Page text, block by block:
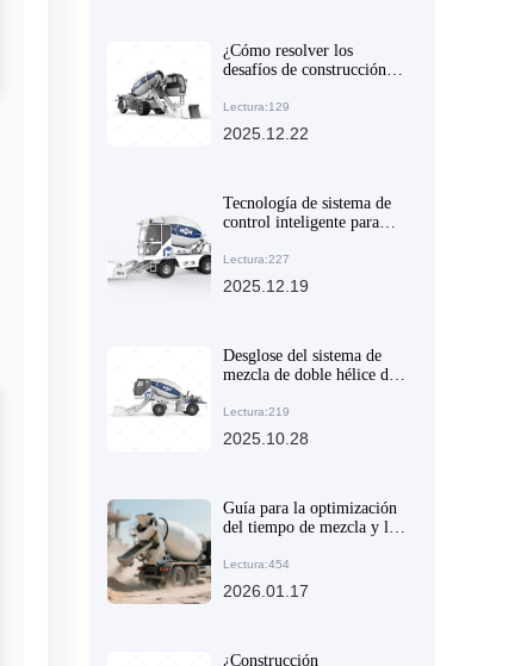
¿Cómo resolver los
desafíos de construcción
montañosas? Análisis del
diseño del chasis
Lectura:129
2025.12.22
Tecnología de sistema de
control inteligente para
de la mezcla de concreto
Lectura:227
2025.12.19
Desglose del sistema de
mezcla de doble hélice del
autoloading: Ventajas
técnicas para mejorar la
Lectura:219
2025.10.28
Guía para la optimización
del tiempo de mezcla y la
Métodos prácticos para
resolver el problema de
Lectura:454
2026.01.17
¿Construcción